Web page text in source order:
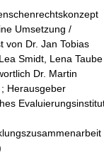
Umsetzung /
von Dr. Jan Tobias
Smidt, Lena
Dr. Martin
Herausgeber